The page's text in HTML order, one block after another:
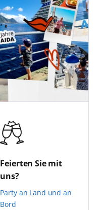
Party an Land und an
Bord
Feierten Sie mit
uns?